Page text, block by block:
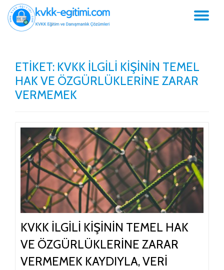
İçeriğe
ETIKET: KVKK İLGILI KIŞININ TEMEL
HAK VE ÖZGÜRLÜKLERINE ZARAR
VERMEMEK
KVKK İLGILI KIŞININ TEMEL HAK
VE ÖZGÜRLÜKLERINE ZARAR
VERMEMEK KAYDIYLA, VERI